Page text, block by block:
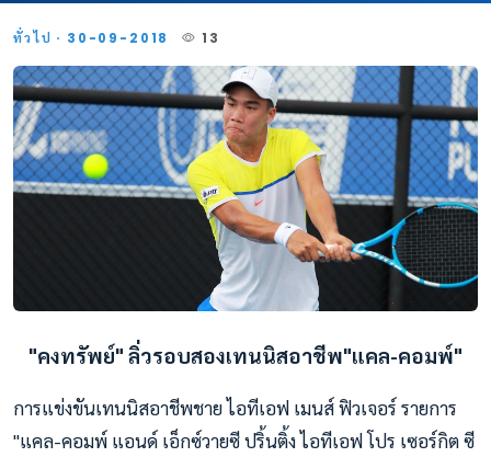
ทั่วไป · 30-09-2018 13
"คงทรัพย์" ลิ่วรอบสองเทนนิสอาชีพ"แคล-คอมพ์"
การแข่งขันเทนนิสอาชีพชาย ไอทีเอฟ เมนส์ ฟิวเจอร์ รายการ
"แคล-คอมพ์ แอนด์ เอ็กซ์วายซี ปริ้นติ้ง ไอทีเอฟ โปร เซอร์กิต ซี